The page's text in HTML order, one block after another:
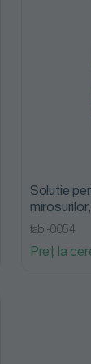
de
Solutie
fabi-0054
Preț la